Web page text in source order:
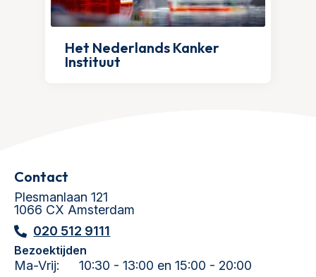
Het Nederlands Kanker
Instituut
Contact
Plesmanlaan 121
1066 CX Amsterdam
020 512 9111
Bezoektijden
Ma-Vrij:
10:30 - 13:00 en 15:00 - 20:00